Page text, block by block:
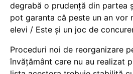
degrabă o prudență din partea
pot garanta că peste un an vor
elevi / Este și un joc de
Proceduri noi de reorganizare
învățământ care nu au realizat